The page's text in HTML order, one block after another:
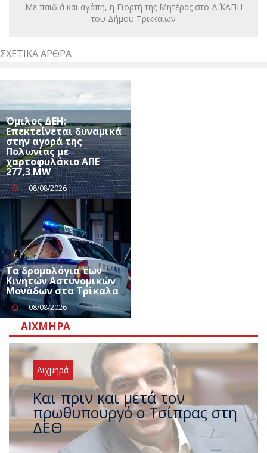
Με παιδιά και αγάπη, η Γιορτή της Μητέρας στο Δ΄ ΚΑΠΗ
του Δήμου Τρικκαίων
ΣΧΕΤΙΚΆ ΆΡΘΡΑ
Όμιλος ΔΕΗ:
Επεκτείνεται δυναμικά
στην αγορά της
Πολωνίας με
χαρτοφυλάκιο ΑΠΕ
277,3 MW
08/08/2026
Τα δρομολόγια των
Κινητών Αστυνομικών
Μονάδων στα Τρίκαλα
08/08/2026
ΑΙΧΜΗΡΆ
Αιχμηρά
Έρχεται νέο ισχυρό κύμα
ζέστης με 40 βαθμούς Κελσίου
– Ο καιρός έως τον
Δεκαπενταύγουστο